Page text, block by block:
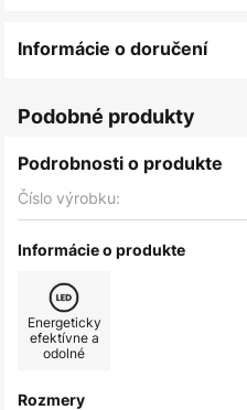
Informácie o doručení
Podobné produkty
Podrobnosti o produkte
Číslo výrobku:
Informácie o produkte
Energeticky
efektívne a
odolné
Rozmery